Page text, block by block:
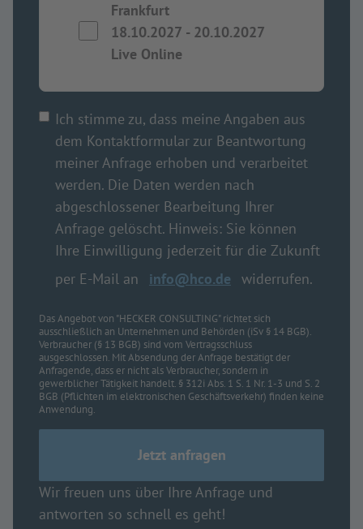
Frankfurt
18.10.2027 - 20.10.2027
Live Online
Ich stimme zu, dass meine Angaben aus
dem Kontaktformular zur Beantwortung
meiner Anfrage erhoben und verarbeitet
werden. Die Daten werden nach
abgeschlossener Bearbeitung Ihrer
Anfrage gelöscht. Hinweis: Sie können
Ihre Einwilligung jederzeit für die Zukunft
per E-Mail an
info@hco.de widerrufen.
Das Angebot von "HECKER CONSULTING" richtet sich
ausschließlich an Unternehmen und Behörden (iSv § 14 BGB).
Verbraucher (§ 13 BGB) sind vom Vertragsschluss
ausgeschlossen. Mit Absendung der Anfrage bestätigt der
Anfragende, dass er nicht als Verbraucher, sondern in
gewerblicher Tätigkeit handelt. § 312i Abs. 1 S. 1 Nr. 1-3 und S. 2
BGB (Pflichten im elektronischen Geschäftsverkehr) finden keine
Anwendung.
Wir freuen uns über Ihre Anfrage und
antworten so schnell es geht!